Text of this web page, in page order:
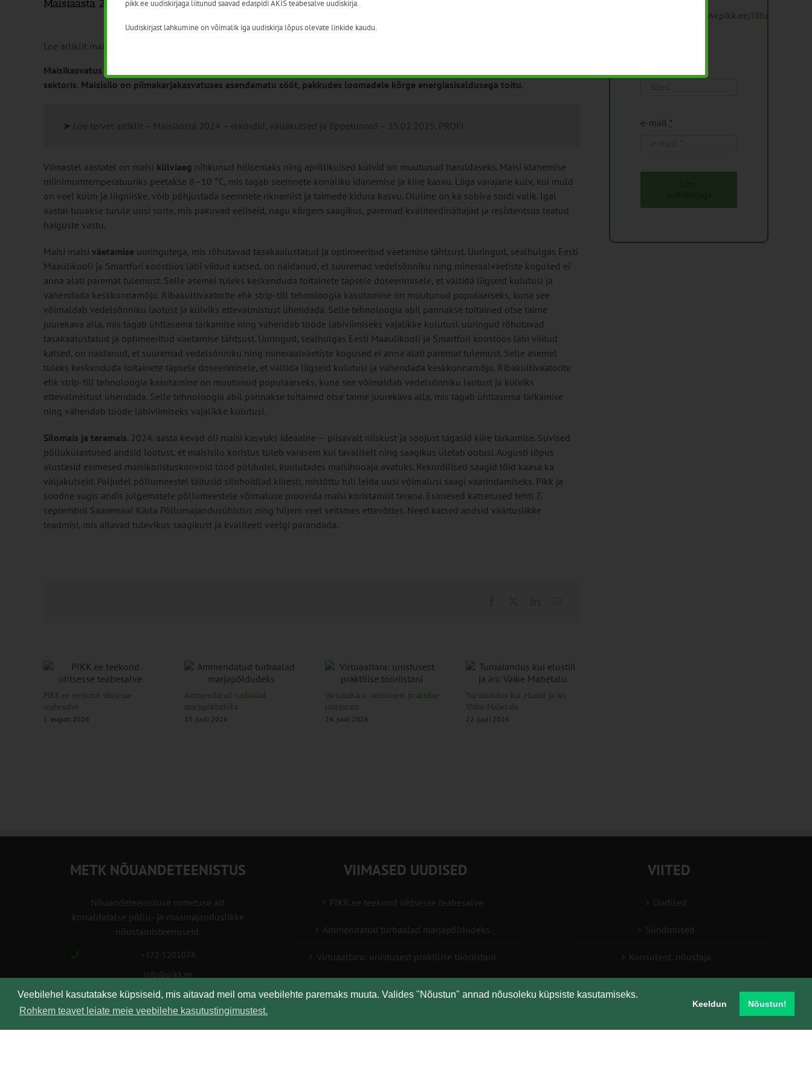
Veebilehel kasutatakse küpsiseid, mis aitavad meil oma veebilehte paremaks muuta. Valides "Nõustun" annad nõusoleku küpsiste kasutamiseks.
Rohkem teavet leiate meie veebilehe kasutustingimustest.
Keeldun Nõustun!
Maisiaasta 2024 – rekordid väljakutsed ja õppetunnid
Loe artiklit maisisilo kohta PROFi ajakirjast
Maisikasvatus on Eestis viimastel aastatel jõudsalt arenenud, muutudes oluliseks osaks põllumajandusest, eriti piimatootmise
sektoris. Maisisilo on piimakarjakasvatuses asendamatu sööt, pakkudes loomadele kõrge energiasisaldusega toitu.
➤ Loe tervet artiklit – Maisiaasta 2024 – rekordid, väljakutsed ja õppetunnid – 25.02.2025. PROFI
Viimastel aastatel on maisi külviaeg nihkunud hilisemaks ning aprillikuised külvid on muutunud haruldaseks. Maisi idanemise
miinimumtemperatuuriks peetakse 8–10 °C, mis tagab seemnete korraliku idanemise ja kiire kasvu. Liiga varajane külv, kui muld
on veel külm ja liigniiske, võib põhjustada seemnete riknemist ja taimede kidura kasvu. Oluline on ka sobiva sordi valik. Igal
aastal tuuakse turule uusi sorte, mis pakuvad eeliseid, nagu kõrgem saagikus, paremad kvaliteedinäitajad ja resistentsus teatud
haiguste vastu.
Maisi maisi väetamise uuringutega, mis rõhutavad tasakaalustatud ja optimeeritud väetamise tähtsust. Uuringud, sealhulgas Eesti
Maaülikooli ja Smartfori koostöös läbi viidud katsed, on näidanud, et suuremad vedelsõnniku ning mineraalväetiste kogused ei
anna alati paremat tulemust. Selle asemel tuleks keskenduda toitainete täpsele doseerimisele, et vältida liigseid kulutusi ja
vähendada keskkonnamõju. Ribakultivaatorite ehk strip-till tehnoloogia kasutamine on muutunud populaarseks, kuna see
võimaldab vedelsõnniku laotust ja külviks ettevalmistust ühendada. Selle tehnoloogia abil pannakse toitained otse taime
juurekava alla, mis tagab ühtlasema tärkamise ning vähendab tööde läbiviimiseks vajalikke kulutusi. uuringud rõhutavad
tasakaalustatud ja optimeeritud väetamise tähtsust. Uuringud, sealhulgas Eesti Maaülikooli ja Smartfori koostöös läbi viidud
katsed, on näidanud, et suuremad vedelsõnniku ning mineraalväetiste kogused ei anna alati paremat tulemust. Selle asemel
tuleks keskenduda toitainete täpsele doseerimisele, et vältida liigseid kulutusi ja vähendada keskkonnamõju. Ribakultivaatorite
ehk strip-till tehnoloogia kasutamine on muutunud populaarseks, kuna see võimaldab vedelsõnniku laotust ja külviks
ettevalmistust ühendada. Selle tehnoloogia abil pannakse toitained otse taime juurekava alla, mis tagab ühtlasema tärkamise
ning vähendab tööde läbiviimiseks vajalikke kulutusi.
Silomais ja teramais. 2024. aasta kevad oli maisi kasvuks ideaalne — piisavalt niiskust ja soojust tagasid kiire tärkamise. Suvised
põllukülastused andsid lootust, et maisisilo koristus tuleb varasem kui tavaliselt ning saagikus ületab ootusi. Augusti lõpus
alustasid esimesed maisikoristuskonvoid tööd põldudel, kuulutades maisihooaja avatuks. Rekordilised saagid tõid kaasa ka
väljakutseid. Paljudel põllumeestel täitusid silohoidlad kiiresti, mistõttu tuli leida uusi võimalusi saagi väärindamiseks. Pikk ja
soodne sügis andis julgematele põllumeestele võimaluse proovida maisi koristamist terana. Esimesed katsetused tehti 7.
septembril Saaremaal Kärla Põllu­majandusühistus ning hiljem veel seitsmes ettevõttes. Need katsed andsid väärtuslikke
teadmisi, mis aitavad tulevikus saagikust ja kvaliteeti veelgi parandada.
PIKK.ee teekond ühtsesse
teabesalve
1. august 2026
Ammendatud turbaalad
marjapõldudeks
25. juuli 2026
Virtuaaltara: unistusest praktilise
tööriistani
24. juuli 2026
Turuaiandus kui elustiil ja äri:
Väike Mahetalu
22. juuli 2026
https://www.pikk.ee/liitu-
e-mail *
METK NÕUANDETEENISTUS
Nõuandeteenistuse nimetuse alt
korraldatalse põllu- ja maamajanduslikke
nõustamisteenuseid.
+372 5201078
info@pikk.ee
VIIMASED UUDISED
PIKK.ee teekond ühtsesse teabesalve
Ammendatud turbaalad marjapõldudeks
Virtuaaltara: unistusest praktilise tööriistani
VIITED
Uudised
Sündmused
Konsulent, nõustaja
Liitu uudiskirjaga
pikk.ee uudiskirjaga liitunud saavad edaspidi AKIS teabesalve uudiskirja.
Uudiskirjast lahkumine on võimalik iga uudiskirja lõpus olevate linkide kaudu.